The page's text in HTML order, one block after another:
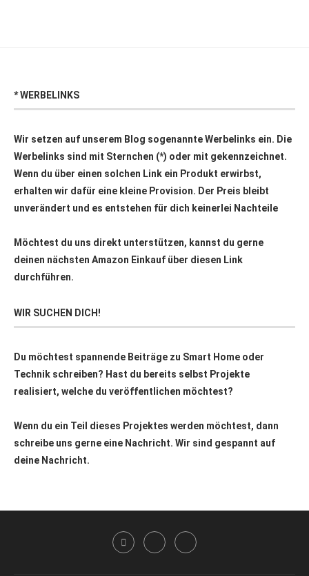
* WERBELINKS
Wir setzen auf unserem Blog sogenannte Werbelinks ein. Die
Werbelinks sind mit Sternchen (*) oder mit gekennzeichnet.
Wenn du über einen solchen Link ein Produkt erwirbst,
erhalten wir dafür eine kleine Provision. Der Preis bleibt
unverändert und es entstehen für dich keinerlei Nachteile
Möchtest du uns direkt unterstützen, kannst du gerne
deinen nächsten Amazon Einkauf über diesen Link
durchführen.
WIR SUCHEN DICH!
Du möchtest spannende Beiträge zu Smart Home oder
Technik schreiben? Hast du bereits selbst Projekte
realisiert, welche du veröffentlichen möchtest?
Wenn du ein Teil dieses Projektes werden möchtest, dann
schreibe uns gerne eine Nachricht. Wir sind gespannt auf
deine Nachricht.